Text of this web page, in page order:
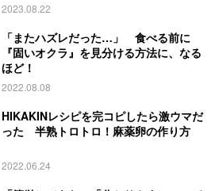
2023.08.22
「またハズレだった…」 食べる前に
『固いオクラ』を見分ける方法に、なる
ほど！
2022.08.08
HIKAKINレシピを完コピしたら激ウマだ
った 半熟トロトロ！麻薬卵の作り方
2022.06.24